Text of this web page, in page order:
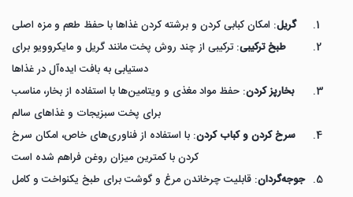
گریل: امکان کبابی کردن و برشته کردن غذاها با حفظ طعم و مزه اصلی
طبخ ترکیبی: ترکیبی از چند روش پخت مانند گریل و مایکروویو برای
دستیابی به بافت ایده‌آل در غذاها
بخارپز کردن: حفظ مواد مغذی و ویتامین‌ها با استفاده از بخار، مناسب
برای پخت سبزیجات و غذاهای سالم
سرخ کردن و کباب کردن: با استفاده از فناوری‌های خاص، امکان سرخ
کردن با کمترین میزان روغن فراهم شده است
جوجه‌گردان: قابلیت چرخاندن مرغ و گوشت برای طبخ یکنواخت و کامل